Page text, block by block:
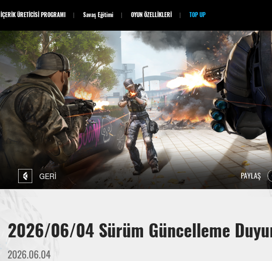
İÇERİK ÜRETİCİSİ PROGRAMI Savaş Eğitimi OYUN ÖZELLİKLERİ TOP UP
GERİ PAYLAŞ
2026/06/04 Sürüm Güncelleme
2026.06.04